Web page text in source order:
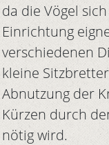
da die Vögel
Einrichtung
verschiedenen
kleine
Abnutzung der
Kürzen durch
nötig wird.